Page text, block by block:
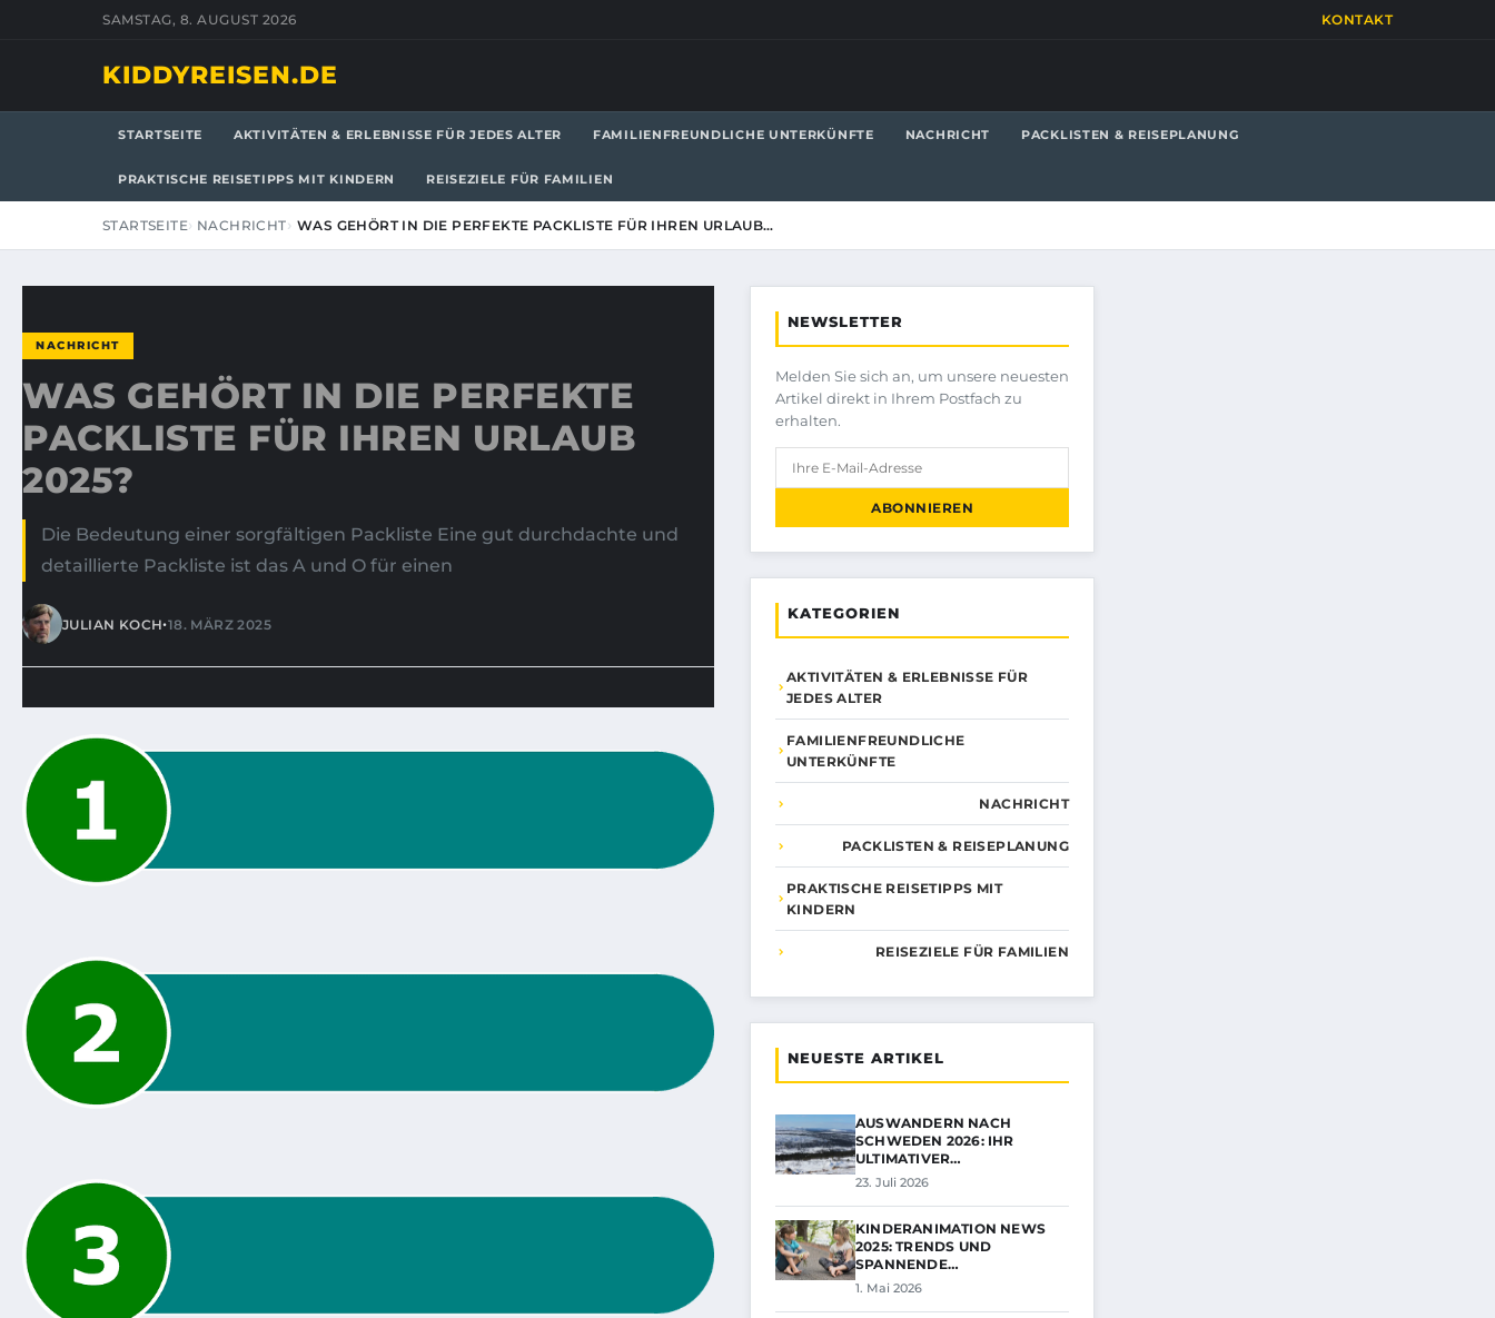
SAMSTAG, 8. AUGUST 2026 KONTAKT
KIDDYREISEN.DE
STARTSEITE AKTIVITÄTEN & ERLEBNISSE FÜR JEDES ALTER FAMILIENFREUNDLICHE UNTERKÜNFTE NACHRICHT PACKLISTEN & REISEPLANUNG
PRAKTISCHE REISETIPPS MIT KINDERN REISEZIELE FÜR FAMILIEN
STARTSEITE NACHRICHT WAS GEHÖRT IN DIE PERFEKTE PACKLISTE FÜR IHREN URLAUB…
NACHRICHT
WAS GEHÖRT IN DIE PERFEKTE
PACKLISTE FÜR IHREN URLAUB
2025?
Die Bedeutung einer sorgfältigen Packliste Eine gut durchdachte und
detaillierte Packliste ist das A und O für einen
JULIAN KOCH•18. MÄRZ 2025
NEWSLETTER
Melden Sie sich an, um unsere neuesten
Artikel direkt in Ihrem Postfach zu
erhalten.
ABONNIEREN
KATEGORIEN
AKTIVITÄTEN & ERLEBNISSE FÜR
JEDES ALTER
FAMILIENFREUNDLICHE
UNTERKÜNFTE
NACHRICHT
PACKLISTEN & REISEPLANUNG
PRAKTISCHE REISETIPPS MIT
KINDERN
REISEZIELE FÜR FAMILIEN
NEUESTE ARTIKEL
AUSWANDERN NACH
SCHWEDEN 2026: IHR
ULTIMATIVER…
23. Juli 2026
KINDERANIMATION NEWS
2025: TRENDS UND
SPANNENDE…
1. Mai 2026